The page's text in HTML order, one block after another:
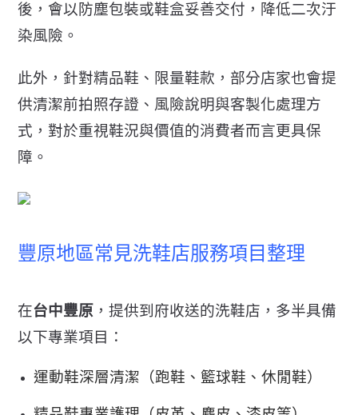
後， 會以防塵包裝或鞋盒妥善交付，降低二次汙
染風險。
此外，針對精品鞋、限量鞋款，部分店家也會提
供清潔前拍照存證、 風險說明與客製化處理方
式，對於重視鞋況與價值的消費者而言更具保
障。
豐原地區常見洗鞋店服務項目整理
在台中豐原 ，提供到府收送的洗鞋店，多半具備
以下專業項目：
運動鞋深層清潔（跑鞋、籃球鞋、休閒鞋）